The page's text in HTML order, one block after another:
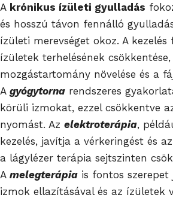
A krónikus ízületi gyulladás
és hosszú távon fennálló
ízületi merevséget okoz. A
ízületek terhelésének csökkentése,
mozgástartomány növelése és a
A gyógytorna rendszeres
körüli izmokat, ezzel csökkentve
nyomást. Az elektroterápia,
kezelés, javítja a vérkeringést és
a lágylézer terápia sejtszinten
A melegterápia is fontos szerepet
izmok ellazításával és az ízületek